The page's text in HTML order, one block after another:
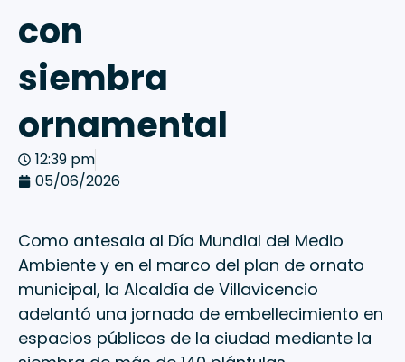
con
siembra
ornamental
12:39 pm
05/06/2026
Como antesala al Día Mundial del Medio
Ambiente y en el marco del plan de ornato
municipal, la Alcaldía de Villavicencio
adelantó una jornada de embellecimiento en
espacios públicos de la ciudad mediante la